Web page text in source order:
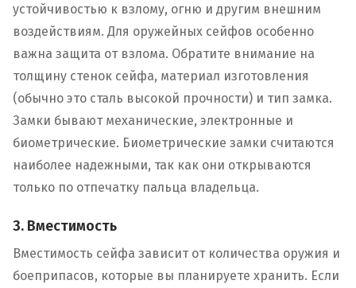
устойчивостью к взлому, огню и другим внешним
воздействиям. Для оружейных сейфов особенно
важна защита от взлома. Обратите внимание на
толщину стенок сейфа, материал изготовления
(обычно это сталь высокой прочности) и тип замка.
Замки бывают механические, электронные и
биометрические. Биометрические замки считаются
наиболее надежными, так как они открываются
только по отпечатку пальца владельца.
3. Вместимость
Вместимость сейфа зависит от количества оружия и
боеприпасов, которые вы планируете хранить. Если